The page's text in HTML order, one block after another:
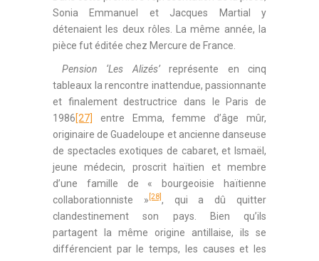
Sonia Emmanuel et Jacques Martial y
détenaient les deux rôles. La même année, la
pièce fut éditée chez Mercure de France.
Pension ‘Les Alizés’ représente en cinq
tableaux la rencontre inattendue, passionnante
et finalement destructrice dans le Paris de
1986[27]
entre Emma, femme d’âge mûr,
originaire de Guadeloupe et ancienne danseuse
de spectacles exotiques de cabaret, et Ismaël,
jeune médecin, proscrit haïtien et membre
d’une famille de « bourgeoisie haïtienne
collaborationniste » [28] , qui a dû quitter
clandestinement son pays. Bien qu’ils
partagent la même origine antillaise, ils se
différencient par le temps, les causes et les